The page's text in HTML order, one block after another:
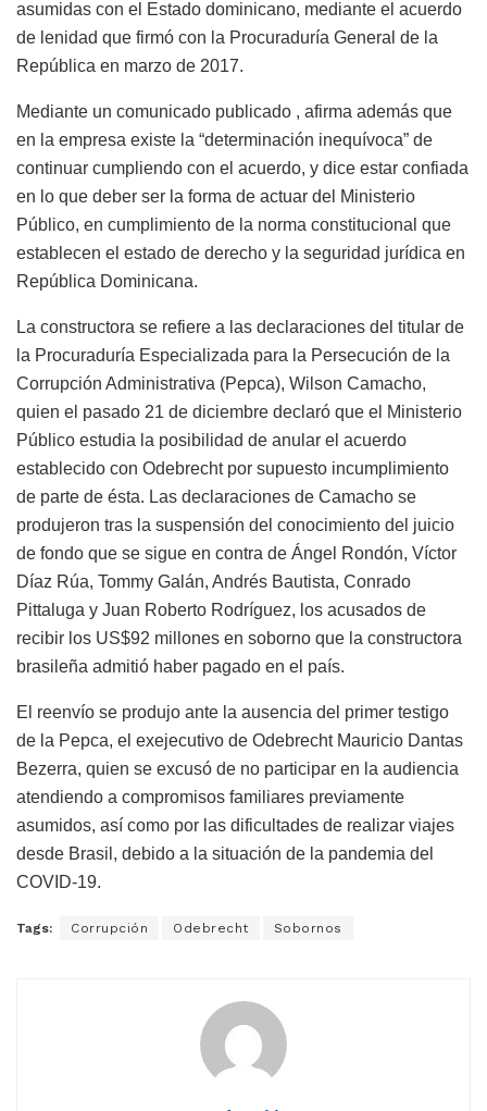
asumidas con el Estado dominicano, mediante el acuerdo
de lenidad que firmó con la Procuraduría General de la
República en marzo de 2017.
Mediante un comunicado publicado , afirma además que
en la empresa existe la “determinación inequívoca” de
continuar cumpliendo con el acuerdo, y dice estar confiada
en lo que deber ser la forma de actuar del Ministerio
Público, en cumplimiento de la norma constitucional que
establecen el estado de derecho y la seguridad jurídica en
República Dominicana.
La constructora se refiere a las declaraciones del titular de
la Procuraduría Especializada para la Persecución de la
Corrupción Administrativa (Pepca), Wilson Camacho,
quien el pasado 21 de diciembre declaró que el Ministerio
Público estudia la posibilidad de anular el acuerdo
establecido con Odebrecht por supuesto incumplimiento
de parte de ésta. Las declaraciones de Camacho se
produjeron tras la suspensión del conocimiento del juicio
de fondo que se sigue en contra de Ángel Rondón, Víctor
Díaz Rúa, Tommy Galán, Andrés Bautista, Conrado
Pittaluga y Juan Roberto Rodríguez, los acusados de
recibir los US$92 millones en soborno que la constructora
brasileña admitió haber pagado en el país.
El reenvío se produjo ante la ausencia del primer testigo
de la Pepca, el exejecutivo de Odebrecht Mauricio Dantas
Bezerra, quien se excusó de no participar en la audiencia
atendiendo a compromisos familiares previamente
asumidos, así como por las dificultades de realizar viajes
desde Brasil, debido a la situación de la pandemia del
COVID-19.
Tags: Corrupción Odebrecht Sobornos